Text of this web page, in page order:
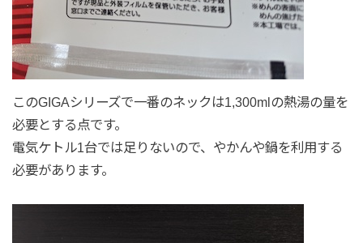
このGIGAシリーズで一番のネックは1,300mlの熱湯の量を
必要とする点です。
電気ケトル1台では足りないので、やかんや鍋を利用する
必要があります。